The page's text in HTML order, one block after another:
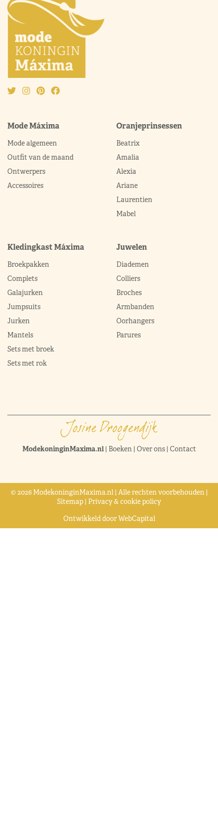
Mode Máxima
Mode algemeen
Outfit van de maand
Ontwerpers
Accessoires
Oranjeprinsessen
Beatrix
Amalia
Alexia
Ariane
Laurentien
Mabel
Kledingkast Máxima
Broekpakken
Complets
Galajurken
Jumpsuits
Jurken
Mantels
Sets met broek
Sets met rok
Juwelen
Diademen
Colliers
Broches
Armbanden
Oorhangers
Parures
ModekoninginMaxima.nl| Boeken| Over ons| Contact
© 2026 ModekoninginMaxima.nl | Alle rechten voorbehouden |
Sitemap | Privacy & cookie policy
Ontwikkeld doorWebCapital